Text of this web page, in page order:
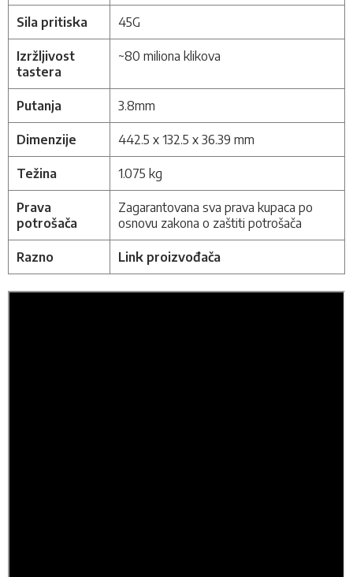
Sila pritiska 45G
Izržljivost
tastera
~80 miliona klikova
Putanja 3.8mm
Dimenzije 442.5 x 132.5 x 36.39 mm
Težina 1.075 kg
Prava
potrošača
Zagarantovana sva prava kupaca po
osnovu zakona o zaštiti potrošača
Razno Link proizvođača